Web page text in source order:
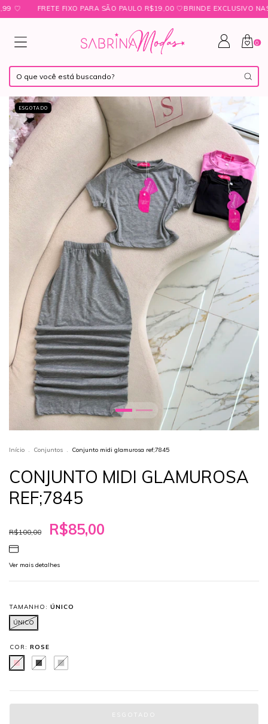
FRETE FIXO PARA SÃO PAULO R$19,00 ㅤ♡ㅤBRINDE EXCLUSIVO NAS
0
ESGOTADO
Início . Conjuntos . Conjunto midi glamurosa ref;7845
CONJUNTO MIDI GLAMUROSA
REF;7845
R$100,00 R$85,00
Ver mais detalhes
TAMANHO: ÚNICO
ÚNICO
COR: ROSE